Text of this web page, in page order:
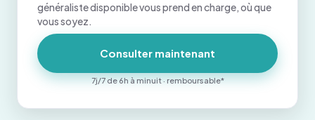
généraliste disponible vous prend en charge, où que
vous soyez.
Consulter maintenant
7j/7 de 6h à minuit · remboursable*